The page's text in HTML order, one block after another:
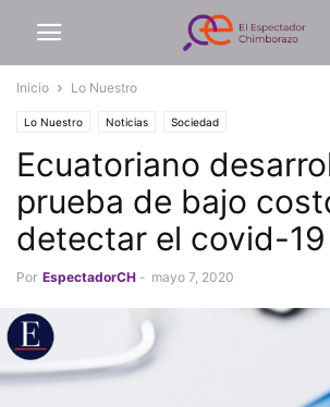
Inicio Lo Nuestro
Lo Nuestro Noticias Sociedad
Ecuatoriano
prueba de bajo
detectar el covid-19
Por EspectadorCH - mayo 7, 2020